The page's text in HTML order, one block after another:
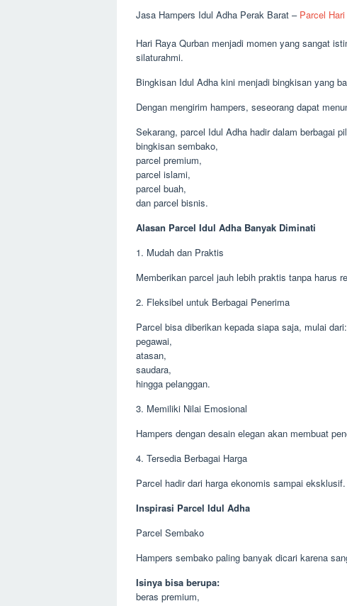
Jasa Hampers Idul Adha Perak Barat – Parcel
Hari Raya Qurban menjadi momen yang sangat
silaturahmi.
Bingkisan Idul Adha kini menjadi bingkisan yang
Dengan mengirim hampers, seseorang dapat
Sekarang, parcel Idul Adha hadir dalam berbagai
bingkisan sembako,
parcel premium,
parcel islami,
parcel buah,
dan parcel bisnis.
Alasan Parcel Idul Adha Banyak Diminati
1. Mudah dan Praktis
Memberikan parcel jauh lebih praktis tanpa harus
2. Fleksibel untuk Berbagai Penerima
Parcel bisa diberikan kepada siapa saja, mulai dari:
pegawai,
atasan,
saudara,
hingga pelanggan.
3. Memiliki Nilai Emosional
Hampers dengan desain elegan akan membuat
4. Tersedia Berbagai Harga
Parcel hadir dari harga ekonomis sampai
Inspirasi Parcel Idul Adha
Parcel Sembako
Hampers sembako paling banyak dicari karena
Isinya bisa berupa:
beras premium,